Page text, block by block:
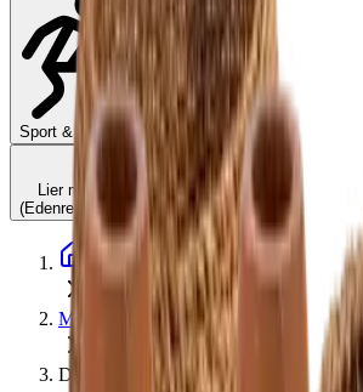
Sport & Culture
C'est quoi ?
Lier mes comptes
(Edenred, Monizze, …)
Page d'accueil
Maison
Décoration